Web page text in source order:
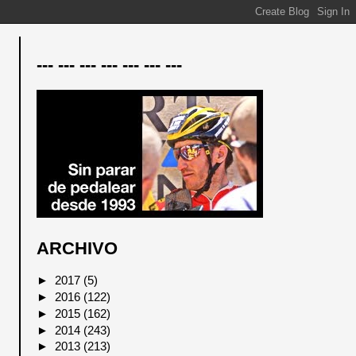
--- --- --- --- --- --- ---
ARCHIVO
►2017 (5)
► 2016 (122)
► 2015 (162)
► 2014 (243)
► 2013 (213)